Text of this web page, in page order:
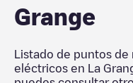
Grange
Listado de puntos
eléctricos en
La